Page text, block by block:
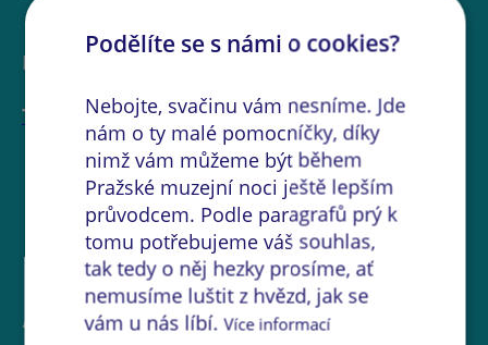
Instituce:
The Chemistry Gallery
Akce na místě
Podělíte se s námi o cookies?
Nebojte, svačinu vám nesníme. Jde
nám o ty malé pomocníčky, díky
nimž vám můžeme být během
Pražské muzejní noci ještě lepším
průvodcem. Podle paragrafů prý k
tomu potřebujeme váš souhlas,
tak tedy o něj hezky prosíme, ať
nemusíme luštit z hvězd, jak se
vám u nás líbí.Více informací